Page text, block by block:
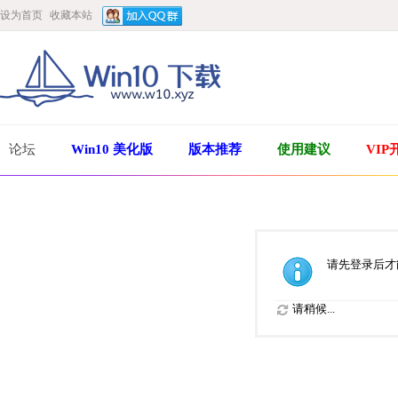
设为首页 收藏本站
论坛 Win10 美化版 版本推荐 使用建议 VIP
请先登录后
请稍候...